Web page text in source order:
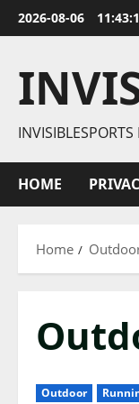
Vai
al
2026-08-06
HOME
Home
Outdoor